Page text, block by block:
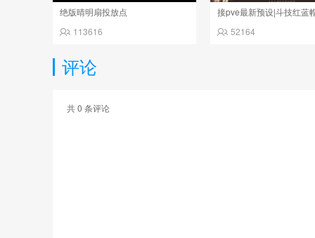
绝版晴明扇投放点
113616
52164
评论
共0 条评论